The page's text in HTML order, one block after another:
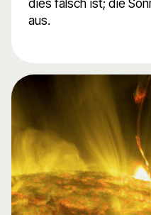
dies falsch ist; die
aus.